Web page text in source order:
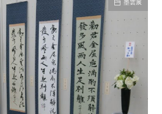
墨雲展